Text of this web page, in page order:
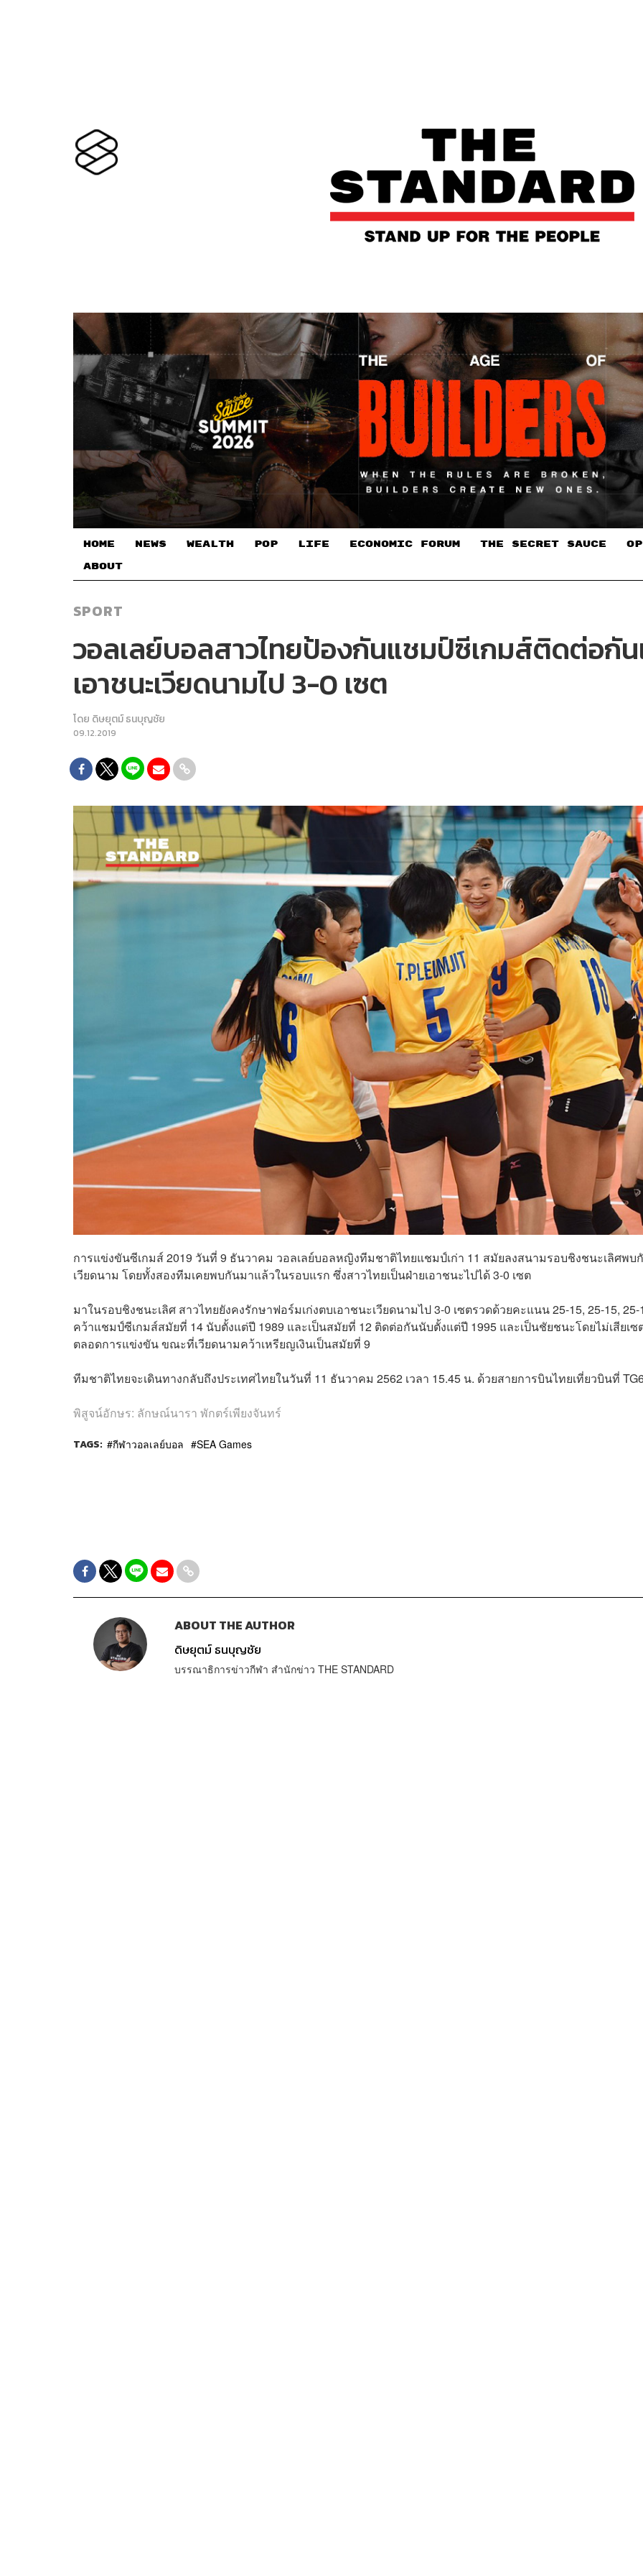
HOME NEWS WEALTH POP LIFE ECONOMIC FORUM THE SECRET SAUCE​
ABOUT
SPORT
วอลเลย์บอลสาวไทยป้องกันแชมป์ซีเกมส์ติดต่อกั
เอาชนะเวียดนามไป 3-0 เซต
โดย ดิษยุตม์ ธนบุญชัย
09.12.2019
การแข่งขันซีเกมส์ 2019 วันที่ 9 ธันวาคม วอลเลย์บอลหญิงทีมชาติไทยแชมป์เก่า 11 สมัยลงสนามรอบชิงชนะเลิศพบ
เวียดนาม โดยทั้งสองทีมเคยพบกันมาแล้วในรอบแรก ซึ่งสาวไทยเป็นฝ่ายเอาชนะไปได้ 3-0 เซต
มาในรอบชิงชนะเลิศ สาวไทยยังคงรักษาฟอร์มเก่งตบเอาชนะเวียดนามไป 3-0 เซตรวดด้วยคะแนน25-15, 25-15, 25-
คว้าแชมป์ซีเกมส์สมัยที่ 14 นับตั้งแต่ปี 1989 และเป็นสมัยที่ 12 ติดต่อกันนับตั้งแต่ปี 1995 และเป็นชัยชนะโดยไม่เสียเซ
ตลอดการแข่งขัน ขณะที่เวียดนามคว้าเหรียญเงินเป็นสมัยที่ 9
ทีมชาติไทยจะเดินทางกลับถึงประเทศไทยในวันที่ 11 ธันวาคม 2562 เวลา 15.45 น. ด้วยสายการบินไทยเที่ยวบินที่
พิสูจน์อักษร: ลักษณ์นารา พักตร์เพียงจันทร์
TAGS: กีฬาวอลเลย์บอล SEA Games
ABOUT THE AUTHOR
ดิษยุตม์ ธนบุญชัย
บรรณาธิการข่าวกีฬา สำนักข่าว THE STANDARD